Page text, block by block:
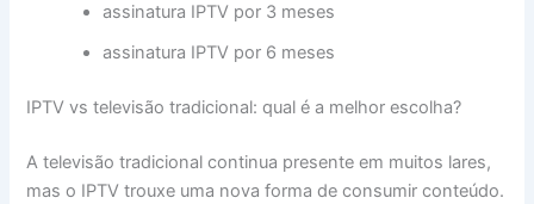
assinatura IPTV por 3 meses
assinatura IPTV por 6 meses
IPTV vs televisão tradicional: qual é a melhor escolha?
A televisão tradicional continua presente em muitos lares,
mas o IPTV trouxe uma nova forma de consumir conteúdo.